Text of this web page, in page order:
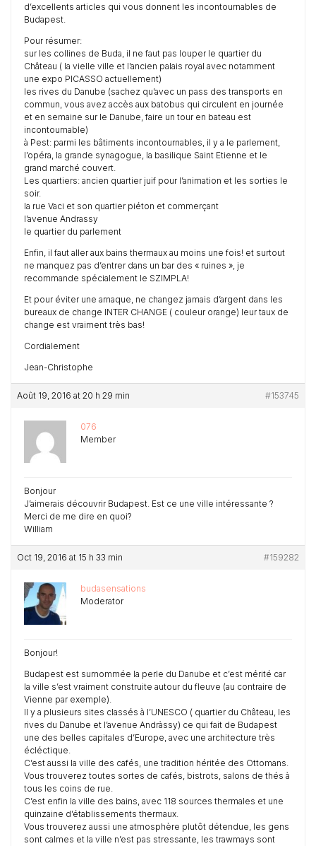
d’excellents articles qui vous donnent les incontournables de
Budapest.
Pour résumer:
sur les collines de Buda, il ne faut pas louper le quartier du
Château ( la vielle ville et l’ancien palais royal avec notamment
une expo PICASSO actuellement)
les rives du Danube (sachez qu’avec un pass des transports en
commun, vous avez accès aux batobus qui circulent en journée
et en semaine sur le Danube, faire un tour en bateau est
incontournable)
à Pest: parmi les bâtiments incontournables, il y a le parlement,
l’opéra, la grande synagogue, la basilique Saint Etienne et le
grand marché couvert.
Les quartiers: ancien quartier juif pour l’animation et les sorties le
soir.
la rue Vaci et son quartier piéton et commerçant
l’avenue Andrassy
le quartier du parlement
Enfin, il faut aller aux bains thermaux au moins une fois! et surtout
ne manquez pas d’entrer dans un bar des « ruines », je
recommande spécialement le SZIMPLA!
Et pour éviter une arnaque, ne changez jamais d’argent dans les
bureaux de change INTER CHANGE ( couleur orange) leur taux de
change est vraiment très bas!
Cordialement
Jean-Christophe
Août 19, 2016 at 20 h 29 min #153745
076
Member
Bonjour
J’aimerais découvrir Budapest. Est ce une ville intéressante ?
Merci de me dire en quoi?
William
Oct 19, 2016 at 15 h 33 min #159282
budasensations
Moderator
Bonjour!
Budapest est surnommée la perle du Danube et c’est mérité car
la ville s’est vraiment construite autour du fleuve (au contraire de
Vienne par exemple).
Il y a plusieurs sites classés à l’UNESCO ( quartier du Château, les
rives du Danube et l’avenue Andràssy) ce qui fait de Budapest
une des belles capitales d’Europe, avec une architecture très
écléctique.
C’est aussi la ville des cafés, une tradition héritée des Ottomans.
Vous trouverez toutes sortes de cafés, bistrots, salons de thés à
tous les coins de rue.
C’est enfin la ville des bains, avec 118 sources thermales et une
quinzaine d’établissements thermaux.
Vous trouverez aussi une atmosphère plutôt détendue, les gens
sont calmes et la ville n’est pas stressante, les trawmays sont